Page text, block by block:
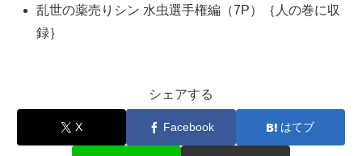
乱世の薬売りシン 水虫選手権編（7P）｛人の巻に収
録｝
シェアする
X Facebook はてブ